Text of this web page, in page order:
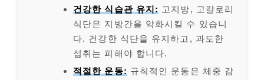
건강한 식습관 유지: 고지방, 고칼로리
식단은 지방간을 악화시킬 수 있습니
다. 건강한 식단을 유지하고, 과도한
섭취는 피해야 합니다.
적절한 운동:규칙적인 운동은 체중 감